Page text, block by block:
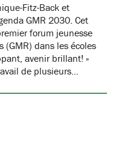
Fitz-Back et
GMR 2030. Cet
forum jeunesse
(GMR) dans les écoles
avenir brillant! »
de plusieurs…